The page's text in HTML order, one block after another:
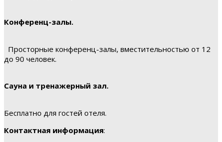
Конференц-залы.
Просторные конференц-залы, вместительностью от 12
до 90 человек.
Сауна и тренажерный зал.
Бесплатно для гостей отеля.
Контактная информация: